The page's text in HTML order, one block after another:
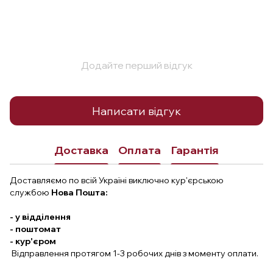
Додайте перший відгук
Написати відгук
Доставка Оплата Гарантія
Доставляємо по всій Україні виключно кур'єрською
службою Нова Пошта:
- у відділення
- поштомат
- кур'єром
Відправлення протягом 1-3 робочих днів з моменту оплати.